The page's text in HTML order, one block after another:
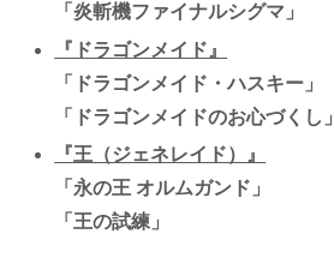
「炎斬機ファイナルシグマ」
『ドラゴンメイド』
「ドラゴンメイド・ハスキー」
「ドラゴンメイドのお心づくし」
『王（ジェネレイド）』
「永の王 オルムガンド」
「王の試練」